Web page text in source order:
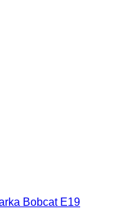
Bobcat E19